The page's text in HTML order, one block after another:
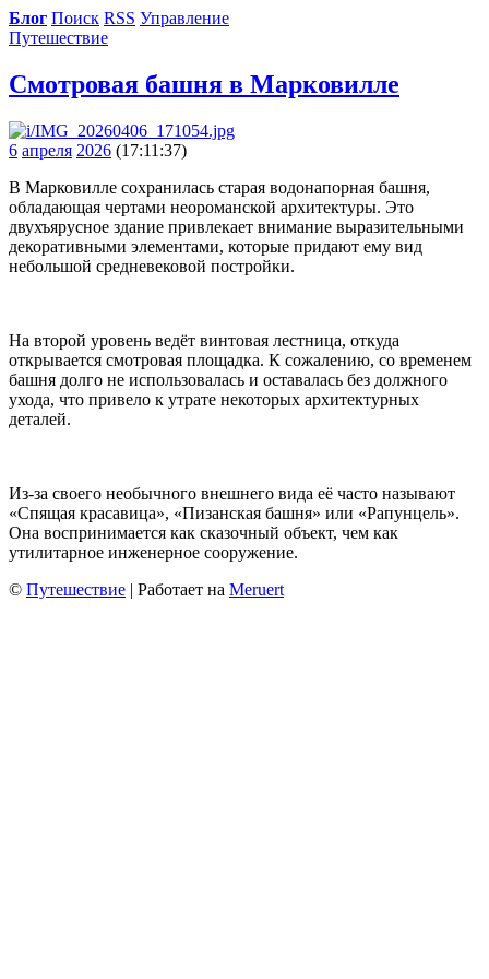
Блог Поиск RSS Управление
Путешествие
Смотровая башня в Марковилле
6 апреля 2026 (17:11:37)
В Марковилле сохранилась старая водонапорная башня,
обладающая чертами неороманской архитектуры. Это
двухъярусное здание привлекает внимание выразительными
декоративными элементами, которые придают ему вид
небольшой средневековой постройки.
На второй уровень ведёт винтовая лестница, откуда
открывается смотровая площадка. К сожалению, со временем
башня долго не использовалась и оставалась без должного
ухода, что привело к утрате некоторых архитектурных
деталей.
Из-за своего необычного внешнего вида её часто называют
«Спящая красавица», «Пизанская башня» или «Рапунцель».
Она воспринимается как сказочный объект, чем как
утилитарное инженерное сооружение.
© Путешествие | Работает на Meruert